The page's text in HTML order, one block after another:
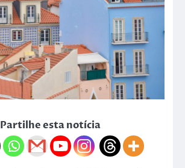
Partilhe esta notícia